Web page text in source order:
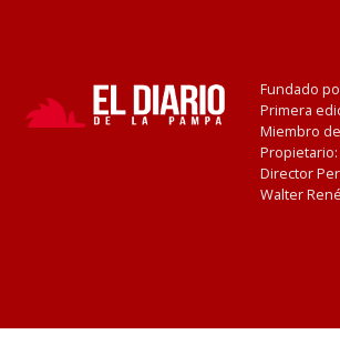
Fundado
Primera
Miembro de
Propietario:
Director
Walter